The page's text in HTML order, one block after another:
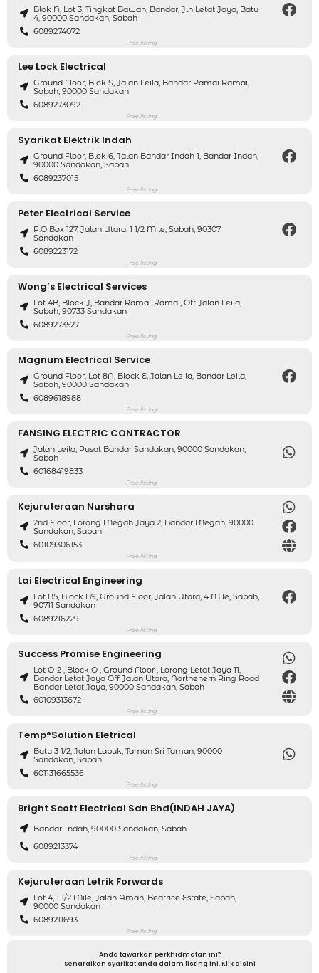
Blok N, Lot 3, Tingkat Bawah, Bandar, Jln Letat Jaya, Batu
4, 90000 Sandakan, Sabah
6089274072
Free listing
Lee Lock Electrical
Ground Floor, Blok S, Jalan Leila, Bandar Ramai Ramai,
Sabah, 90000 Sandakan
6089273092
Free listing
Syarikat Elektrik Indah
Ground Floor, Blok 6, Jalan Bandar Indah 1, Bandar Indah,
90000 Sandakan, Sabah
6089237015
Free listing
Peter Electrical Service
P.O Box 127, Jalan Utara, 1 1/2 Mile, Sabah, 90307
Sandakan
6089223172
Free listing
Wong’s Electrical Services
Lot 4B, Block J, Bandar Ramai-Ramai, Off Jalan Leila,
Sabah, 90733 Sandakan
6089273527
Free listing
Magnum Electrical Service
Ground Floor, Lot 8A, Block E, Jalan Leila, Bandar Leila,
Sabah, 90000 Sandakan
6089618988
Free listing
FANSING ELECTRIC CONTRACTOR
Jalan Leila, Pusat Bandar Sandakan, 90000 Sandakan,
Sabah
60168419833
Free listing
Kejuruteraan Nurshara
2nd Floor, Lorong Megah Jaya 2, Bandar Megah, 90000
Sandakan, Sabah
60109306153
Free listing
Lai Electrical Engineering
Lot B5, Block B9, Ground Floor, Jalan Utara, 4 Mile, Sabah,
90711 Sandakan
6089216229
Free listing
Success Promise Engineering
Lot O-2 , Block O , Ground Floor , Lorong Letat Jaya 11,
Bandar Letat Jaya Off Jalan Utara, Northenern Ring Road
Bandar Letat Jaya, 90000 Sandakan, Sabah
60109313672
Free listing
Temp°Solution Eletrical
Batu 3 1/2, Jalan Labuk, Taman Sri Taman, 90000
Sandakan, Sabah
601131665536
Free listing
Bright Scott Electrical Sdn Bhd(INDAH JAYA)
Bandar Indah, 90000 Sandakan, Sabah
6089213374
Free listing
Kejuruteraan Letrik Forwards
Lot 4, 1 1/2 Mile, Jalan Aman, Beatrice Estate, Sabah,
90000 Sandakan
6089211693
Free listing
Anda tawarkan perkhidmatan ini?
Senaraikan syarikat anda dalam listing ini. Klik disini